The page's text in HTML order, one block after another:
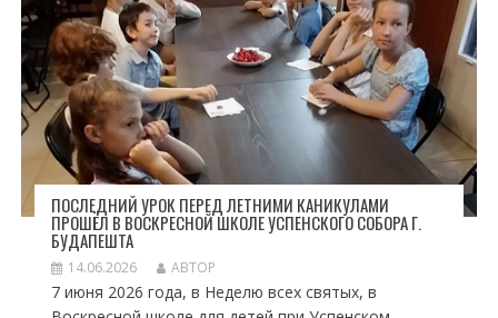
Я
М
ПОСЛЕДНИЙ УРОК ПЕРЕД ЛЕТНИМИ КАНИКУЛАМИ
ПРОШЁЛ В ВОСКРЕСНОЙ ШКОЛЕ УСПЕНСКОГО СОБОРА Г.
БУДАПЕШТА
14.06.2026 АВТОР
7 июня 2026 года, в Неделю всех святых, в